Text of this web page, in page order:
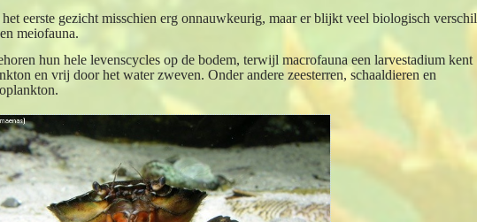
eerste gezicht misschien erg onnauwkeurig, maar er blijkt veel biologisch verschil
meiofauna.
hun hele levenscycles op de bodem, terwijl macrofauna een larvestadium kent
en vrij door het water zweven. Onder andere zeesterren, schaaldieren en